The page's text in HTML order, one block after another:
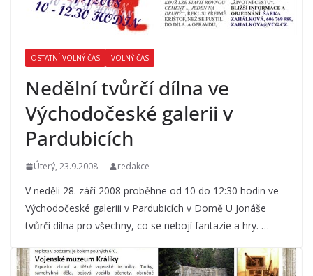
OSTATNÍ VOLNÝ ČAS VOLNÝ ČAS
Nedělní tvůrčí dílna ve
Východočeské galerii v
Pardubicích
Úterý, 23.9.2008 redakce
V neděli 28. září 2008 proběhne od 10 do 12:30 hodin ve
Východočeské galeriii v Pardubicích v Domě U Jonáše
tvůrčí dílna pro všechny, co se nebojí fantazie a hry. …